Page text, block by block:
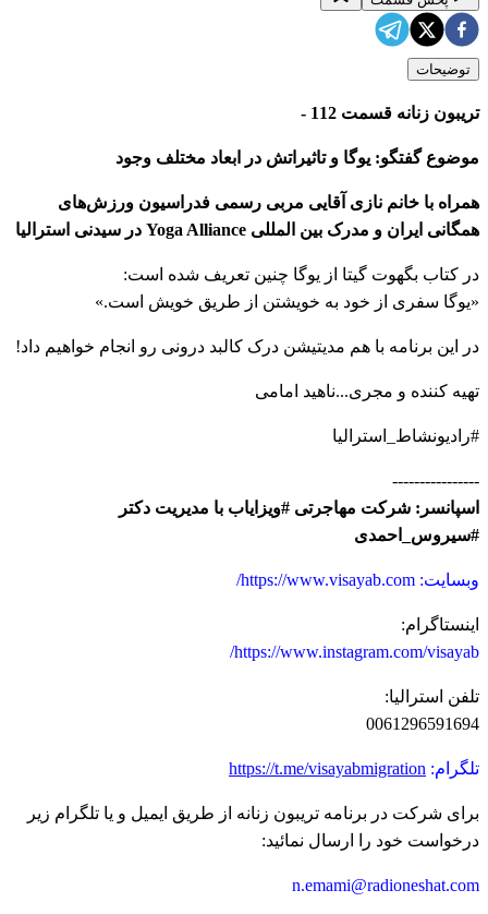
توضیحات
تریبون زنانه قسمت 112 -
موضوع گفتگو: یوگا و تاثیراتش در ابعاد مختلف وجود
همراه با خانم نازی آقایی مربی رسمی فدراسیون ورزش‌های
همگانی ایران و مدرک بین المللی Yoga Alliance در سیدنی استرالیا
در کتاب بگهوت گیتا از یوگا چنین تعریف شده است:
«یوگا سفری از خود به خویشتن از طریق خویش است.»
در این برنامه با هم مدیتیشن درک کالبد درونی رو انجام خواهیم داد!
تهیه کننده و مجری...ناهید امامی
#رادیونشاط_استرالیا
----------------
اسپانسر: شرکت مهاجرتی #ویزایاب با مدیریت دکتر
#سیروس_احمدی
وبسایت: https://www.visayab.com/
اینستاگرام:
https://www.instagram.com/visayab/
تلفن استرالیا:
0061296591694
تلگرام: https://t.me/visayabmigration
برای شرکت در برنامه تریبون زنانه از طریق ایمیل و یا تلگرام زیر
درخواست خود را ارسال نمائید:
n.emami@radioneshat.com